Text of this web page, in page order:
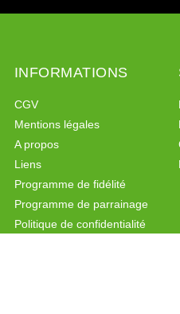
INFORMATIONS
CGV
Mentions légales
A propos
Liens
Programme de fidélité
Programme de parrainage
Politique de confidentialité